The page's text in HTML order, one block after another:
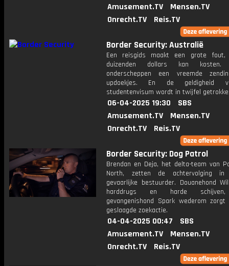
Amusement.TV
Mensen.TV
Onrecht.TV
Reis.TV
Border Security: Australië
Een reisgids maakt een grote fout,
duizenden dollars kan kosten.
onderscheppen een vreemde
updoekjes. En de geldigheid
studentenvisum wordt in twijfel
06-04-2025 19:30
SBS
Amusement.TV
Mensen.TV
Onrecht.TV
Reis.TV
Border Security: Dog Patrol
Brendan en Deja, het delta-team van
North, zetten de achtervolging
gevaarlijke bestuurder. Douanehond
harddrugs en harde
gevangenishond Spark wederom
geslaagde zoekactie.
04-04-2025 00:47
SBS
Amusement.TV
Mensen.TV
Onrecht.TV
Reis.TV